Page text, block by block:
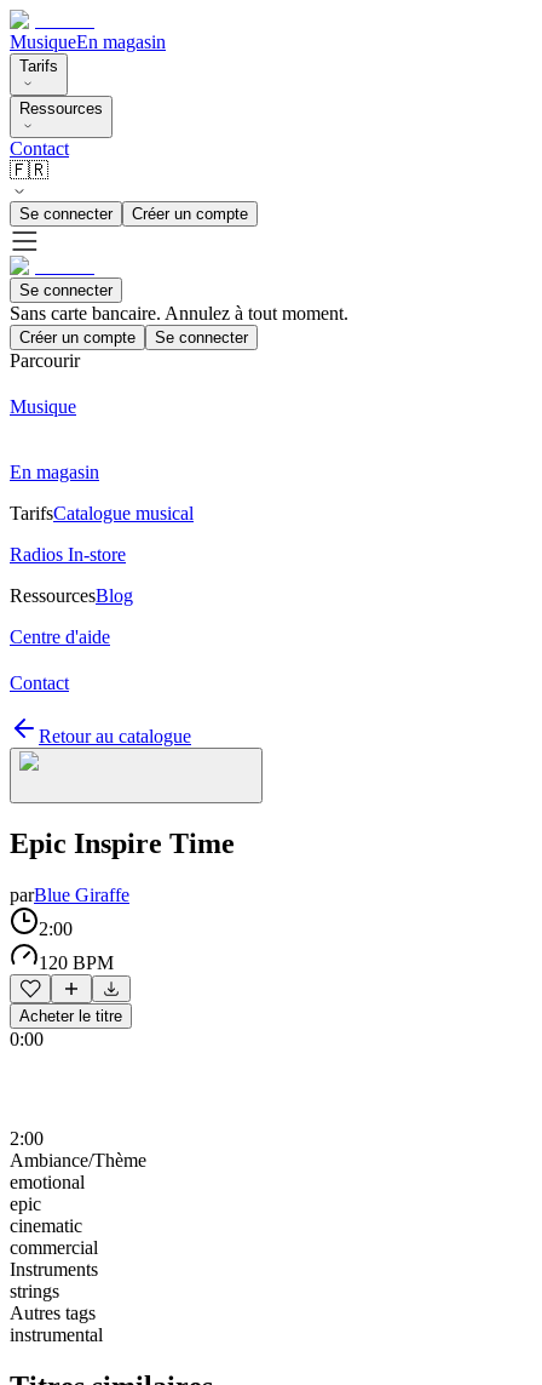
MusiqueEn magasin
Tarifs
Ressources
Contact
🇫🇷
Se connecter Créer un compte
Se connecter
Sans carte bancaire. Annulez à tout moment.
Créer un compte Se connecter
Parcourir
Musique
En magasin
TarifsCatalogue musical
Radios In-store
RessourcesBlog
Centre d'aide
Contact
Retour au catalogue
Epic Inspire Time
parBlue Giraffe
2:00
120 BPM
Acheter le titre
0:00
2:00
Ambiance/Thème
emotional
epic
cinematic
commercial
Instruments
strings
Autres tags
instrumental